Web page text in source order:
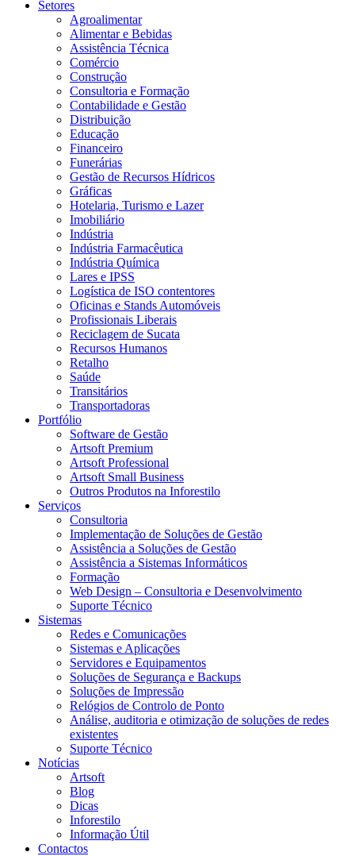
Setores
Agroalimentar
Alimentar e Bebidas
Assistência Técnica
Comércio
Construção
Consultoria e Formação
Contabilidade e Gestão
Distribuição
Educação
Financeiro
Funerárias
Gestão de Recursos Hídricos
Gráficas
Hotelaria, Turismo e Lazer
Imobiliário
Indústria
Indústria Farmacêutica
Indústria Química
Lares e IPSS
Logística de ISO contentores
Oficinas e Stands Automóveis
Profissionais Liberais
Reciclagem de Sucata
Recursos Humanos
Retalho
Saúde
Transitários
Transportadoras
Portfólio
Software de Gestão
Artsoft Premium
Artsoft Professional
Artsoft Small Business
Outros Produtos na Inforestilo
Serviços
Consultoria
Implementação de Soluções de Gestão
Assistência a Soluções de Gestão
Assistência a Sistemas Informáticos
Formação
Web Design – Consultoria e Desenvolvimento
Suporte Técnico
Sistemas
Redes e Comunicações
Sistemas e Aplicações
Servidores e Equipamentos
Soluções de Segurança e Backups
Soluções de Impressão
Relógios de Controlo de Ponto
Análise, auditoria e otimização de soluções de redes
existentes
Suporte Técnico
Notícias
Artsoft
Blog
Dicas
Inforestilo
Informação Útil
Contactos